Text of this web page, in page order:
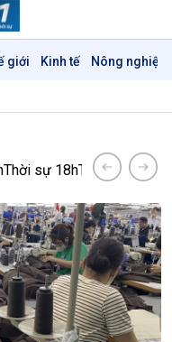
giới Kinh tế Nông nghiệp
Thời sự 18hThời sự 21h30